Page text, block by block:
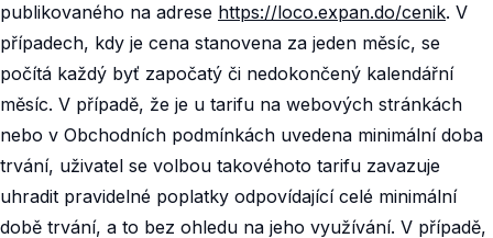
publikovaného na adrese https://loco.expan.do/cenik. V
případech, kdy je cena stanovena za jeden měsíc, se
počítá každý byť započatý či nedokončený kalendářní
měsíc. V případě, že je u tarifu na webových stránkách
nebo v Obchodních podmínkách uvedena minimální doba
trvání, uživatel se volbou takovéhoto tarifu zavazuje
uhradit pravidelné poplatky odpovídající celé minimální
době trvání, a to bez ohledu na jeho využívání. V případě,